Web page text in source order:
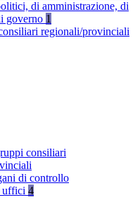
di amministrazione, di
governo 1
regionali/provinciali
consiliari
di controllo
uffici 4